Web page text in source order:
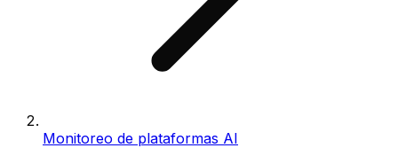
Monitoreo de plataformas AI